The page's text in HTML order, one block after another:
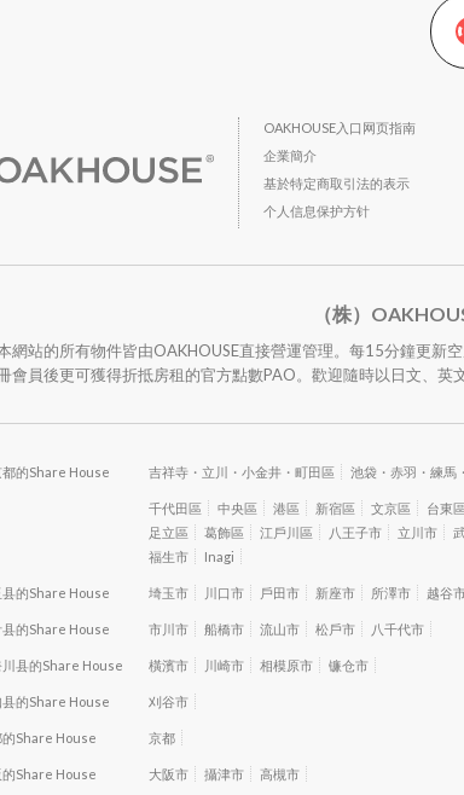
OAKHOUSE入口网页指南
企業簡介
基於特定商取引法的表示
个人信息保护方针
（株）
網站的所有物件皆由OAKHOUSE直接營運管理。每15分鐘更新
會員後更可獲得折抵房租的官方點數PAO。歡迎隨時以日文、英
的Share House 吉祥寺・立川・小金井・町田區 池袋・赤羽・練馬
千代田區 中央區 港區 新宿區 文京區 台東
足立區
葛飾區 江戶川區 八王子市 立川市
福生市
Inagi
的Share House 埼玉市 川口市 戶田市 新座市 所澤市 越谷
的Share House 市川市 船橋市 流山市 松戶市 八千代市
县的Share House 橫濱市 川崎市 相模原市 镰仓市
的Share House 刈谷市
Share House 京都
Share House 大阪市 攝津市 高槻市